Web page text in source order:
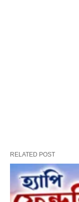
RELATED POST